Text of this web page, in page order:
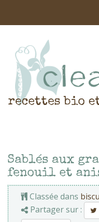
recettes bio
Sablés aux
fenouil et
Classée dans
Partager sur :